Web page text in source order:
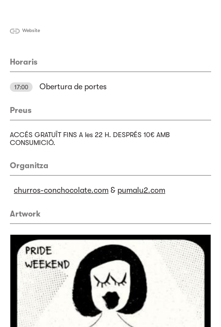
Website
Horaris
17:00 Obertura de portes
Preus
ACCÉS GRATUÏT FINS A les 22 H. DESPRÉS 10€ AMB
CONSUMICIÓ.
Organitza
churros-conchocolate.com & pumalu2.com
Artwork